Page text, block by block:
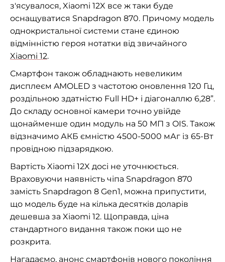
з'ясувалося, Xiaomi 12X все ж таки буде
оснащуватися Snapdragon 870. Причому модель
однокристальної системи стане єдиною
відмінністю героя нотатки від звичайного
Xiaomi 12.
Смартфон також обладнають невеликим
дисплеєм AMOLED з частотою оновлення 120 Гц,
роздільною здатністю Full HD+ і діагоналлю 6,28”.
До складу основної камери точно увійде
щонайменше один модуль на 50 МП з OIS. Також
відзначимо АКБ ємністю 4500-5000 мАг із 65-Вт
провідною підзарядкою.
Вартість Xiaomi 12X досі не уточнюється.
Враховуючи наявність чіпа Snapdragon 870
замість Snapdragon 8 Gen1, можна припустити,
що модель буде на кілька десятків доларів
дешевша за Xiaomi 12. Щоправда, ціна
стандартного видання також поки що не
розкрита.
Нагадаємо, анонс смартфонів нового покоління